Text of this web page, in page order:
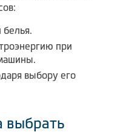
при
выбору его
выбрать